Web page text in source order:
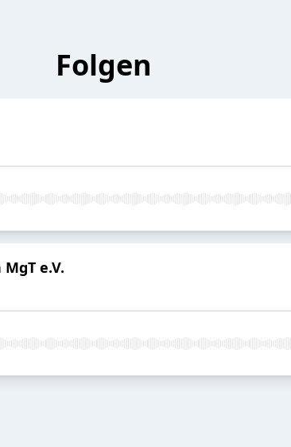
Folgen
e.V.